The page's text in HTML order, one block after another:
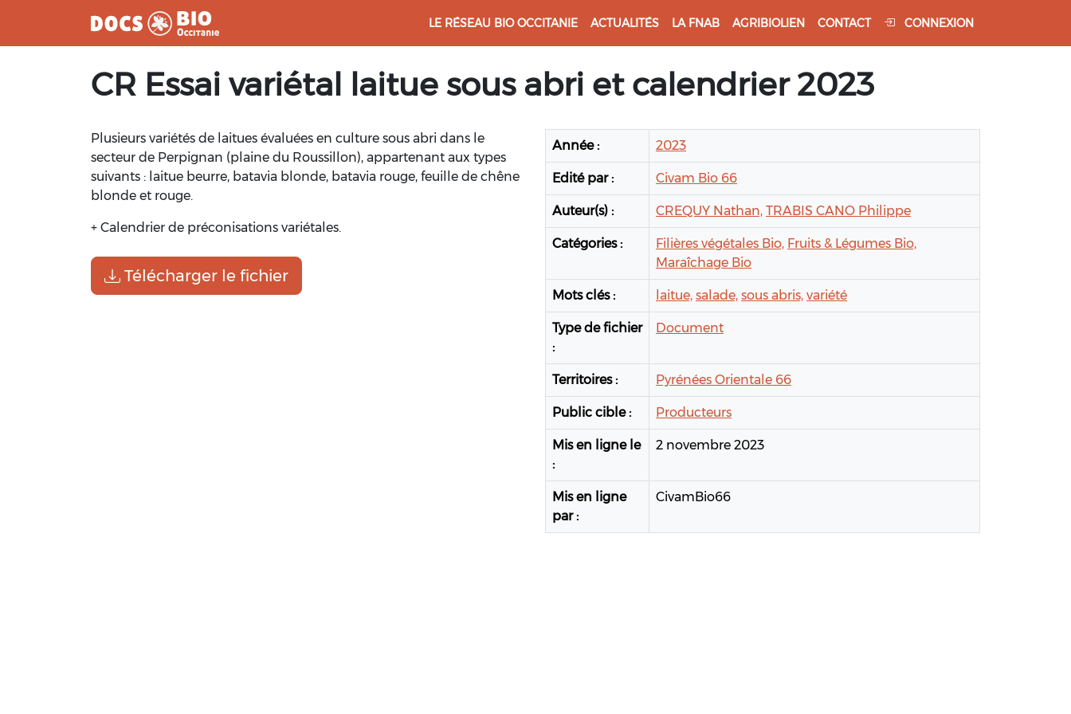
LE RÉSEAU BIO OCCITANIE ACTUALITÉS LA FNAB AGRIBIOLIEN CONTACT CONNEXION
CR Essai variétal laitue sous abri et calendrier 2023
Plusieurs variétés de laitues évaluées en culture sous abri dans le
secteur de Perpignan (plaine du Roussillon), appartenant aux types
suivants : laitue beurre, batavia blonde, batavia rouge, feuille de chêne
blonde et rouge.
+ Calendrier de préconisations variétales.
Télécharger le fichier
Année : 2023
Edité par : Civam Bio 66
Auteur(s) : CREQUY Nathan, TRABIS CANO Philippe
Catégories : Filières végétales Bio, Fruits & Légumes Bio,
Maraîchage Bio
Mots clés : laitue, salade, sous abris, variété
Type de fichier
:
Document
Territoires : Pyrénées Orientale 66
Public cible : Producteurs
Mis en ligne le
:
2 novembre 2023
Mis en ligne
par :
CivamBio66